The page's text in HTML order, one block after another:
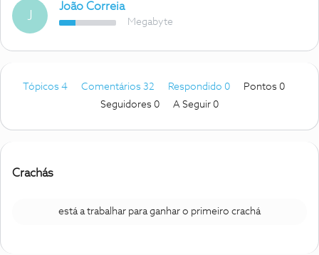
J
João Correia
Megabyte
Tópicos 4 Comentários 32 Respondido 0
Pontos 0
Seguidores 0 A Seguir 0
Crachás
está a trabalhar para ganhar o primeiro crachá